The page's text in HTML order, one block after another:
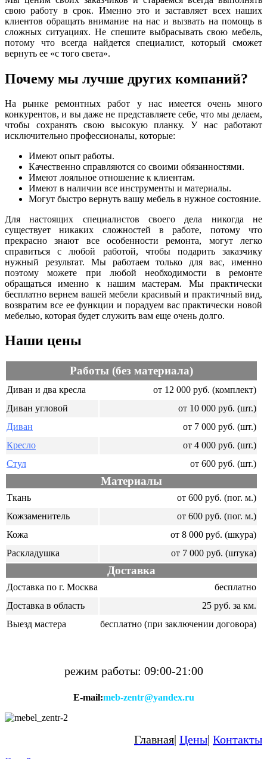
свою работу в срок. Именно это и заставляет всех наших
клиентов обращать внимание на нас и вызвать на помощь в
сложных ситуациях. Не спешите выбрасывать свою мебель,
потому что всегда найдется специалист, который сможет
вернуть ее «с того света».
Почему мы лучше других компаний?
На рынке ремонтных работ у нас имеется очень много
конкурентов, и вы даже не представляете себе, что мы делаем,
чтобы сохранять свою высокую планку. У нас работают
исключительно профессионалы, которые:
Имеют опыт работы.
Качественно справляются со своими обязанностями.
Имеют лояльное отношение к клиентам.
Имеют в наличии все инструменты и материалы.
Могут быстро вернуть вашу мебель в нужное состояние.
Для настоящих специалистов своего дела никогда не
существует никаких сложностей в работе, потому что
прекрасно знают все особенности ремонта, могут легко
справиться с любой работой, чтобы подарить заказчику
нужный результат. Мы работаем только для вас, именно
поэтому можете при любой необходимости в ремонте
обращаться именно к нашим мастерам. Мы практически
бесплатно вернем вашей мебели красивый и практичный вид,
возвратим все ее функции и порадуем вас практически новой
мебелью, которая будет служить вам еще очень долго.
Наши цены
Работы (без материала)
Диван и два кресла
от 12 000 руб. (комплект)
Диван угловой
от 10 000 руб. (шт.)
Диван
от 7 000 руб. (шт.)
Кресло
от 4 000 руб. (шт.)
Стул
от 600 руб. (шт.)
Материалы
Ткань
от 600 руб. (пог. м.)
Кожзаменитель
от 600 руб. (пог. м.)
Кожа
от 8 000 руб. (шкура)
Раскладушка
от 7 000 руб. (штука)
Доставка
Доставка по г. Москва
бесплатно
Доставка в область
25 руб. за км.
Выезд мастера
бесплатно (при заключении договора)
режим работы: 09:00-21:00
E-mail:meb-zentr@yandex.ru
Главная| Цены| Контакты